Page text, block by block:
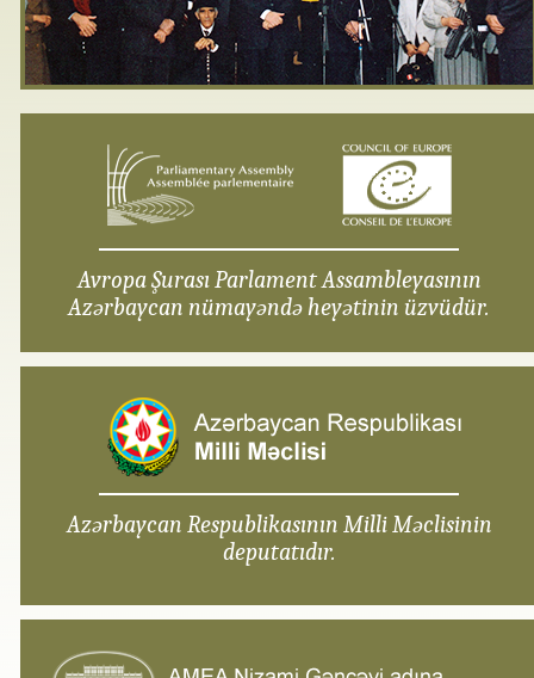
Avropa Şurası Parlament Assambleyasının
Azərbaycan nümayəndə heyətinin üzvüdür.
Azərbaycan Respublikasının Milli Məclisinin
deputatıdır.